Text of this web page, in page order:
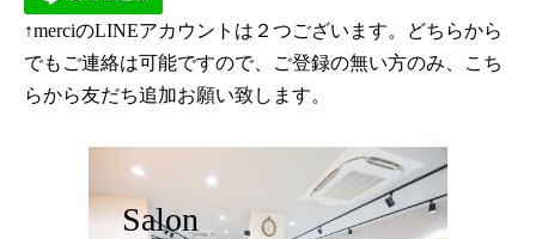
↑merciのLINEアカウントは２つございます。どちらから
でもご連絡は可能ですので、ご登録の無い方のみ、こち
らから友だち追加お願い致します。
Salon